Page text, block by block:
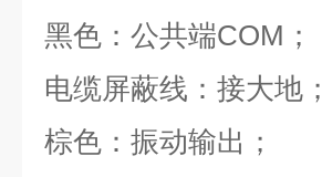
黑色：公共端COM；
电缆屏蔽线：接大地；
棕色：振动输出；